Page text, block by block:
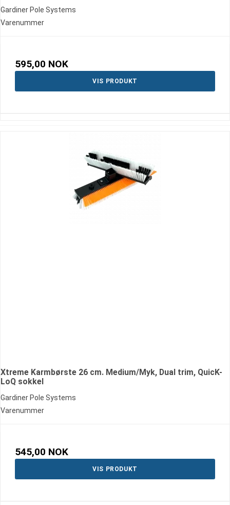
Gardiner Pole Systems
Varenummer
595,00 NOK
VIS PRODUKT
Xtreme Karmbørste 26 cm. Medium/Myk, Dual trim, QuicK-
LoQ sokkel
Gardiner Pole Systems
Varenummer
545,00 NOK
VIS PRODUKT